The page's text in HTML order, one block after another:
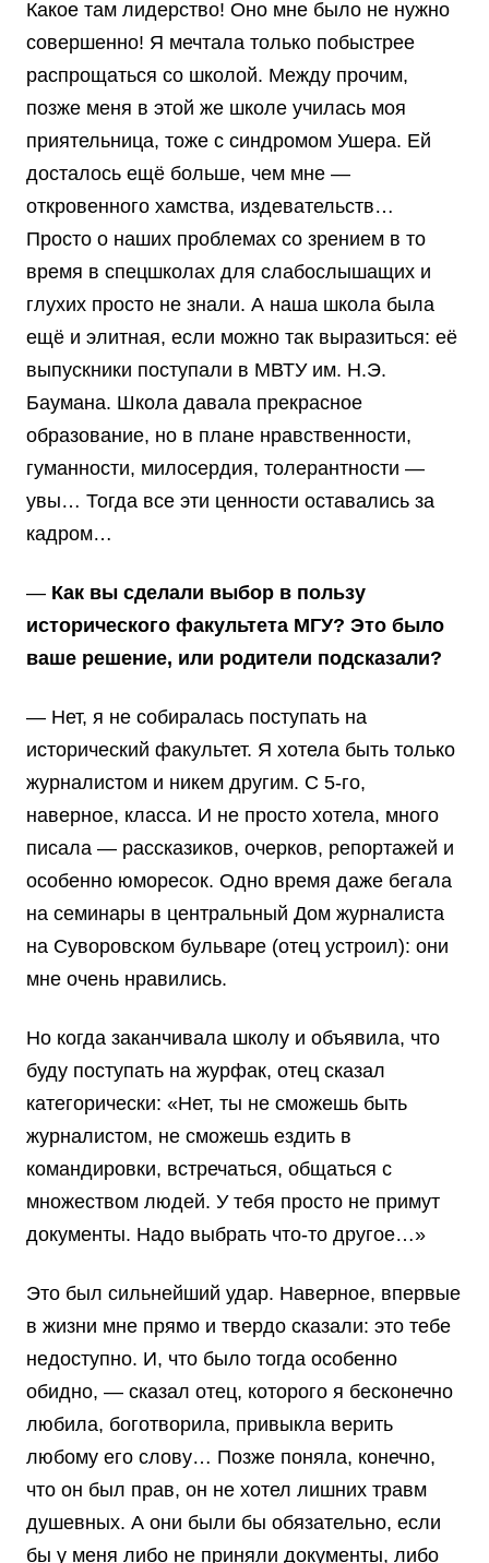
Какое там лидерство! Оно мне было не нужно
совершенно! Я мечтала только побыстрее
распрощаться со школой. Между прочим,
позже меня в этой же школе училась моя
приятельница, тоже с синдромом Ушера. Ей
досталось ещё больше, чем мне —
откровенного хамства, издевательств…
Просто о наших проблемах со зрением в то
время в спецшколах для слабослышащих и
глухих просто не знали. А наша школа была
ещё и элитная, если можно так выразиться: её
выпускники поступали в МВТУ им. Н.Э.
Баумана. Школа давала прекрасное
образование, но в плане нравственности,
гуманности, милосердия, толерантности —
увы… Тогда все эти ценности оставались за
кадром…
— Как вы сделали выбор в пользу
исторического факультета МГУ? Это было
ваше решение, или родители подсказали?
— Нет, я не собиралась поступать на
исторический факультет. Я хотела быть только
журналистом и никем другим. С 5-го,
наверное, класса. И не просто хотела, много
писала — рассказиков, очерков, репортажей и
особенно юморесок. Одно время даже бегала
на семинары в центральный Дом журналиста
на Суворовском бульваре (отец устроил): они
мне очень нравились.
Но когда заканчивала школу и объявила, что
буду поступать на журфак, отец сказал
категорически: «Нет, ты не сможешь быть
журналистом, не сможешь ездить в
командировки, встречаться, общаться с
множеством людей. У тебя просто не примут
документы. Надо выбрать что-то другое…»
Это был сильнейший удар. Наверное, впервые
в жизни мне прямо и твердо сказали: это тебе
недоступно. И, что было тогда особенно
обидно, — сказал отец, которого я бесконечно
любила, боготворила, привыкла верить
любому его слову… Позже поняла, конечно,
что он был прав, он не хотел лишних травм
душевных. А они были бы обязательно, если
бы у меня либо не приняли документы, либо